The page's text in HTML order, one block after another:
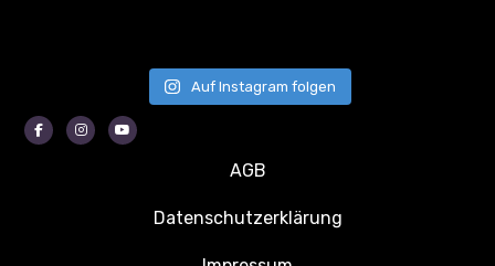
Auf Instagram folgen
FacebookInstagram
AGB
Datenschutzerklärung